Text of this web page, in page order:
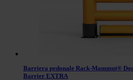
Barriera pedonale Rack-Mammut®
Barrier EXTRA